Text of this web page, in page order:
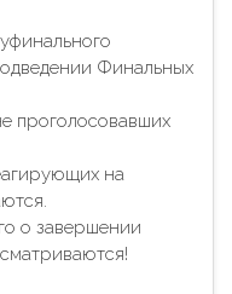
Финальных
проголосовавших
на
о завершении